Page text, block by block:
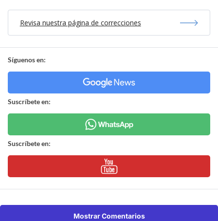
Revisa nuestra página de correcciones
Síguenos en:
Suscríbete en:
Suscríbete en:
Mostrar Comentarios